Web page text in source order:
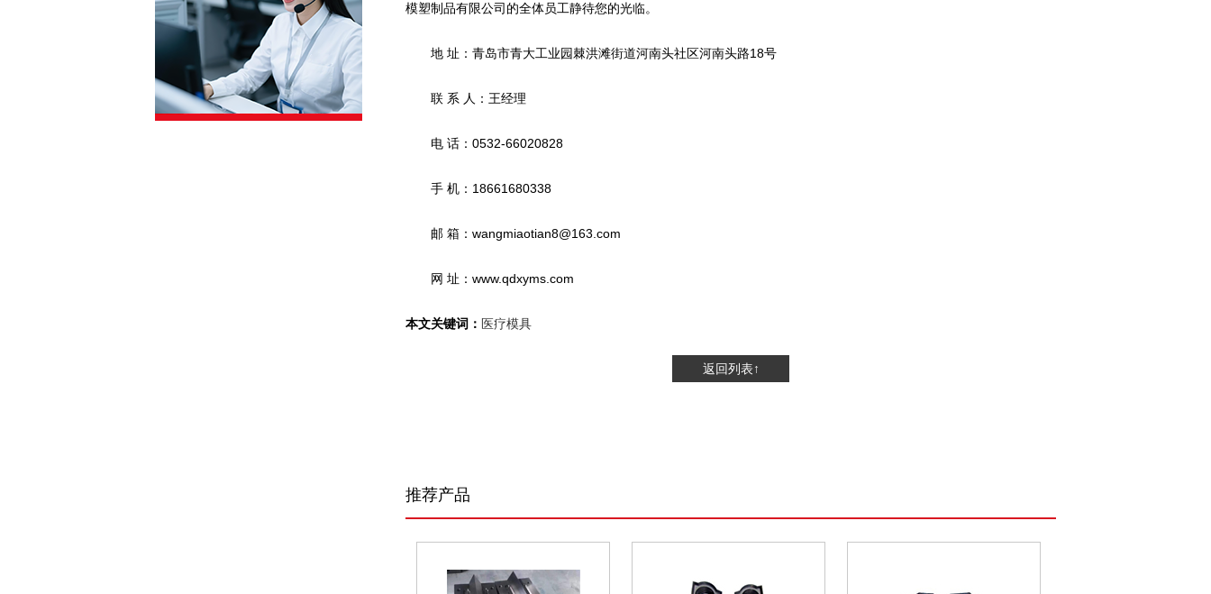
模塑制品有限公司的全体员工静待您的光临。
地 址：青岛市青大工业园棘洪滩街道河南头社区河南头路18号
联 系 人：王经理
电 话：0532-66020828
手 机：18661680338
邮 箱：wangmiaotian8@163.com
网 址：www.qdxyms.com
本文关键词： 医疗模具
返回列表↑
推荐产品